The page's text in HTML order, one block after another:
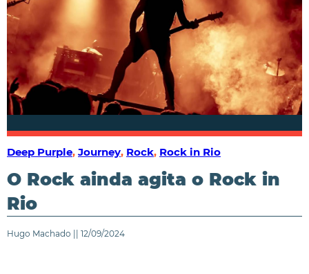
Deep Purple, Journey, Rock, Rock in Rio
O Rock ainda agita o Rock in
Rio
Hugo Machado || 12/09/2024